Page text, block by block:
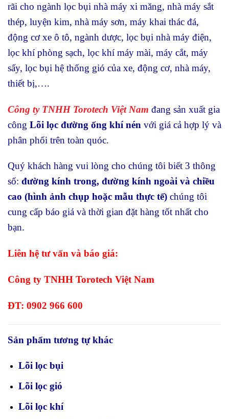
rãi cho ngành lọc bụi nhà máy xi măng, nhà máy sắt
thép, luyện kim, nhà máy sơn, máy khai thác đá,
động cơ xe ô tô, ngành dược, lọc bụi nhà máy điện,
lọc khí phòng sạch, lọc khí máy mài, máy cắt, máy
sấy, lọc bụi hệ thống gió của xe, động cơ, nhà máy,
thiết bị,….
Công ty TNHH Torotech Việt Nam đang sản xuất gia
công Lõi lọc đường ống khí nén với giá cả hợp lý và
phân phối trên toàn quóc.
Quý khách hàng vui lòng cho chúng tôi biết 3 thông
số: đường kính trong, đường kính ngoài và chiều
cao (hình ảnh chụp hoặc mẫu thực tế) chúng tôi
cung cấp báo giá và thời gian đặt hàng tốt nhất cho
bạn.
Liên hệ tư vấn và báo giá:
Công ty TNHH Torotech Việt Nam
ĐT: 0902 966 600
Sản phẩm tương tự khác
Lõi lọc bụi
Lõi lọc gió
Lõi lọc khí